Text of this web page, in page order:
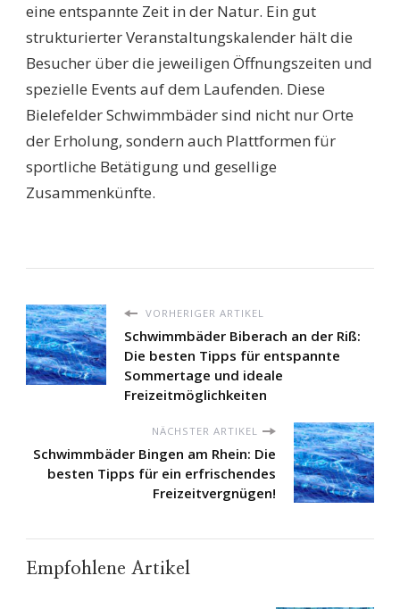
eine entspannte Zeit in der Natur. Ein gut
strukturierter Veranstaltungskalender hält die
Besucher über die jeweiligen Öffnungszeiten und
spezielle Events auf dem Laufenden. Diese
Bielefelder Schwimmbäder sind nicht nur Orte
der Erholung, sondern auch Plattformen für
sportliche Betätigung und gesellige
Zusammenkünfte.
VORHERIGER ARTIKEL
Schwimmbäder Biberach an der Riß:
Die besten Tipps für entspannte
Sommertage und ideale
Freizeitmöglichkeiten
NÄCHSTER ARTIKEL
Schwimmbäder Bingen am Rhein: Die
besten Tipps für ein erfrischendes
Freizeitvergnügen!
Empfohlene Artikel